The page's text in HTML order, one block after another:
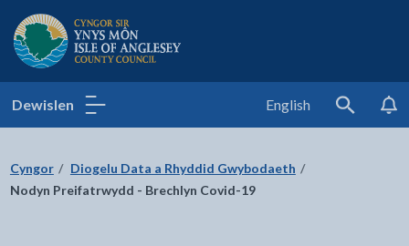
Cyngor Sir Ynys Môn
Dewislen English
Search
Cyngor
Diogelu Data a Rhyddid Gwybodaeth
Nodyn Preifatrwydd - Brechlyn Covid-19